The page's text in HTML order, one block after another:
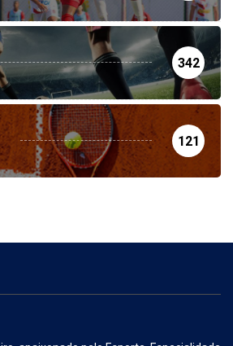
342
121